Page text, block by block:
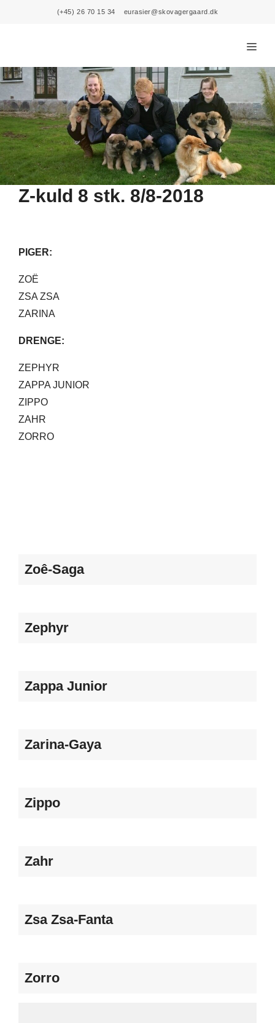
(+45) 26 70 15 34 eurasier@skovagergaard.dk
Z-kuld 8 stk. 8/8-2018
PIGER:
ZOË
ZSA ZSA
ZARINA​
DRENGE:
ZEPHYR
ZAPPA JUNIOR
ZIPPO
ZAHR
ZORRO​
Zoê-Saga
Zephyr
Zappa Junior
Zarina-Gaya
Zippo
Zahr
Zsa Zsa-Fanta
Zorro